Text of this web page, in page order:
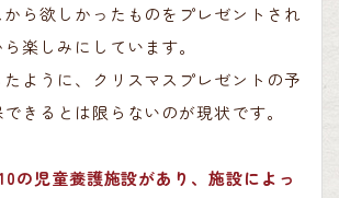
ら欲しかったものをプレゼントされ
楽しみにしています。
たように、クリスマスプレゼントの予
きるとは限らないのが現状です。
の児童養護施設があり、施設によっ